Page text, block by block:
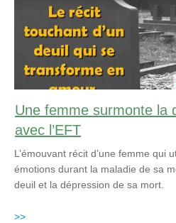
Une femme surmonte la
avec l’EFT
L’émouvant récit d’une femme qui
émotions durant la maladie de sa
deuil et la dépression de sa mort.
>>